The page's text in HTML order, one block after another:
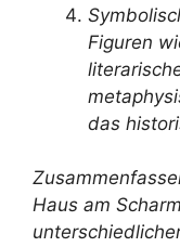
Figuren
das
Haus am